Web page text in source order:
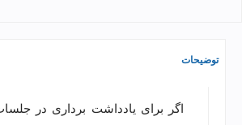
توضیحات
اگر برای یادداشت برداری در